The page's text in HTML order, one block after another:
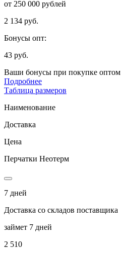
от 250 000 рублей
2 134 руб.
Бонусы опт:
43 руб.
Ваши бонусы при покупке оптом
Подробнее
Таблица размеров
Наименование
Доставка
Цена
Перчатки Неотерм
7 дней
Доставка со складов поставщика
займет 7 дней
2 510